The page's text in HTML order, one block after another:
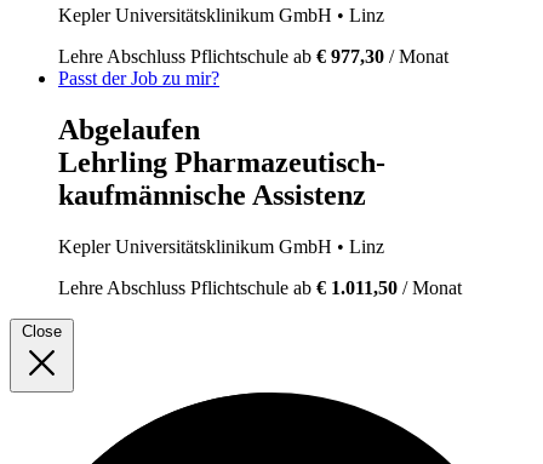
Kepler Universitätsklinikum GmbH • Linz
Lehre Abschluss Pflichtschule ab € 977,30 / Monat
Passt der Job zu mir?
Abgelaufen
Lehrling Pharmazeutisch-
kaufmännische Assistenz
Kepler Universitätsklinikum GmbH • Linz
Lehre Abschluss Pflichtschule ab € 1.011,50 / Monat
Close